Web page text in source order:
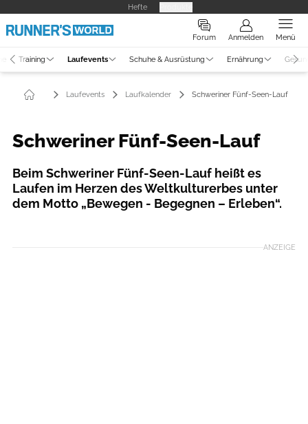
Hefte
Forum Anmelden Menü
Training Laufevents Schuhe & Ausrüstung Ernährung
Laufevents Laufkalender Schweriner Fünf-Seen-Lauf
Schweriner Fünf-Seen-Lauf
Beim Schweriner Fünf-Seen-Lauf heißt es
Laufen im Herzen des Weltkulturerbes unter
dem Motto „Bewegen - Begegnen – Erleben“.
ANZEIGE